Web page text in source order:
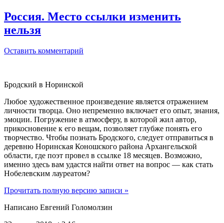
Россия. Место ссылки изменить
нельзя
Оставить комментарий
Бродский в Норинской
Любое художественное произведение является отражением
личности творца. Оно непременно включает его опыт, знания,
эмоции. Погружение в атмосферу, в которой жил автор,
прикосновение к его вещам, позволяет глубже понять его
творчество. Чтобы познать Бродского, следует отправиться в
деревню Норинская Коношского района Архангельской
области, где поэт провел в ссылке 18 месяцев. Возможно,
именно здесь вам удастся найти ответ на вопрос — как стать
Нобелевским лауреатом?
Прочитать полную версию записи »
Написано Евгений Голомолзин